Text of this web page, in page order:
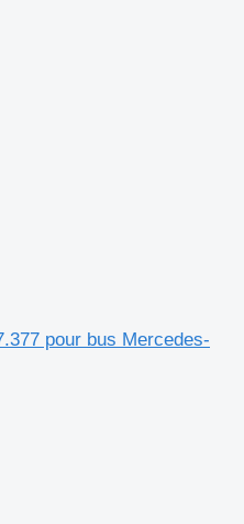
pour bus Mercedes-